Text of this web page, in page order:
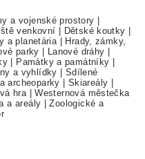
a vojenské prostory
venkovní Dětské koutky
a planetária|
Hrady, zámky,
parky Lanové dráhy
Památky a památníky
a vyhlídky
Sdílené
archeoparky Skiareály
hra|Westernová městečka
a areály |Zoologické a